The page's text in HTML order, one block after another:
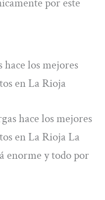
por este
hace los mejores
en La Rioja
hace los mejores
en La Rioja La
enorme y todo por